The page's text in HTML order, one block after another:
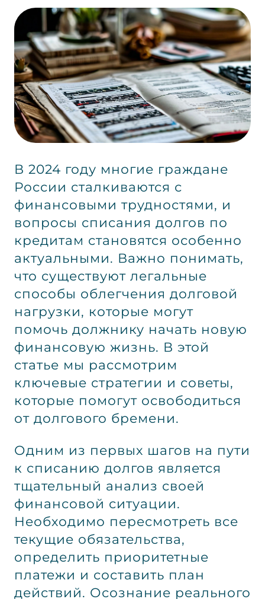
В 2024 году многие граждане
России сталкиваются с
финансовыми трудностями, и
вопросы списания долгов по
кредитам становятся особенно
актуальными. Важно понимать,
что существуют легальные
способы облегчения долговой
нагрузки, которые могут
помочь должнику начать новую
финансовую жизнь. В этой
статье мы рассмотрим
ключевые стратегии и советы,
которые помогут освободиться
от долгового бремени.
Одним из первых шагов на пути
к списанию долгов является
тщательный анализ своей
финансовой ситуации.
Необходимо пересмотреть все
текущие обязательства,
определить приоритетные
платежи и составить план
действий. Осознание реального